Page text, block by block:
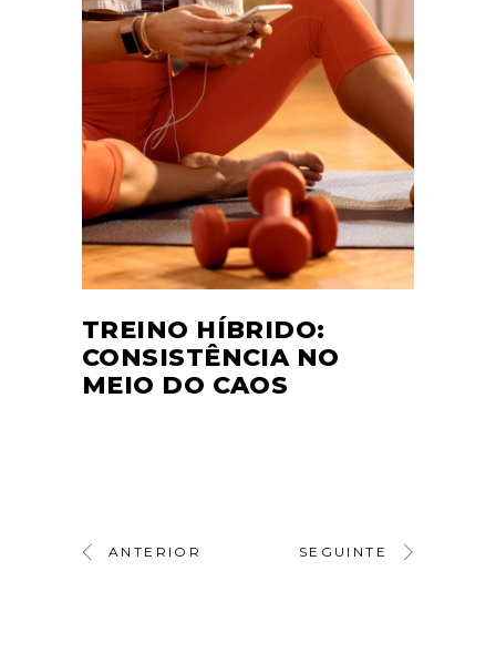
TREINO HÍBRIDO:
CONSISTÊNCIA NO
MEIO DO CAOS
ANTERIOR SEGUINTE